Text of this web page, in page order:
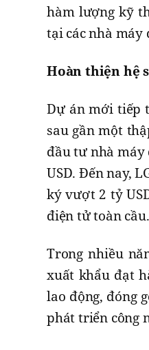
hàm lượng kỹ
tại các nhà máy
Hoàn thiện hệ
Dự án mới tiếp
sau gần một
đầu tư nhà máy
USD. Đến nay,
ký vượt 2 tỷ
điện tử toàn cầu.
Trong nhiều
xuất khẩu đạt
lao động, đóng
phát triển công